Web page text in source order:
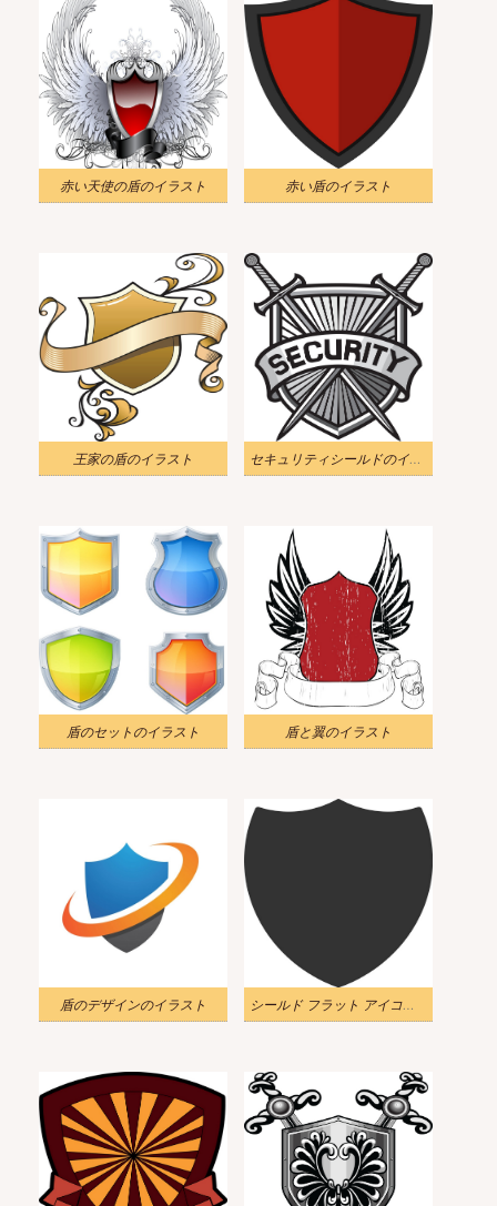
赤い天使の盾のイラスト 赤い盾のイラスト
王家の盾のイラスト セキュリティシールドのイラスト
盾のセットのイラスト 盾と翼のイラスト
盾のデザインのイラスト シールド フラット アイコンのイラスト